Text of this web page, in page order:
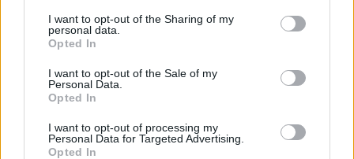
I want to opt-out of the Sharing of my
personal data.
Opted In
I want to opt-out of the Sale of my
Personal Data.
Opted In
I want to opt-out of processing my
Personal Data for Targeted Advertising.
Opted In